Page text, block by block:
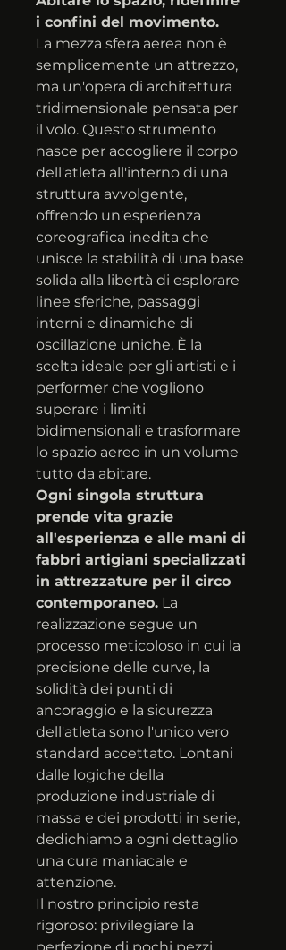
i confini del movimento.
La mezza sfera aerea non è
semplicemente un attrezzo,
ma un'opera di architettura
tridimensionale pensata per
il volo. Questo strumento
nasce per accogliere il corpo
dell'atleta all'interno di una
struttura avvolgente,
offrendo un'esperienza
coreografica inedita che
unisce la stabilità di una base
solida alla libertà di esplorare
linee sferiche, passaggi
interni e dinamiche di
oscillazione uniche. È la
scelta ideale per gli artisti e i
performer che vogliono
superare i limiti
bidimensionali e trasformare
lo spazio aereo in un volume
tutto da abitare.
Ogni singola struttura
prende vita grazie
all'esperienza e alle mani di
fabbri artigiani specializzati
in attrezzature per il circo
contemporaneo. La
realizzazione segue un
processo meticoloso in cui la
precisione delle curve, la
solidità dei punti di
ancoraggio e la sicurezza
dell'atleta sono l'unico vero
standard accettato. Lontani
dalle logiche della
produzione industriale di
massa e dei prodotti in serie,
dedichiamo a ogni dettaglio
una cura maniacale e
attenzione.
Il nostro principio resta
rigoroso: privilegiare la